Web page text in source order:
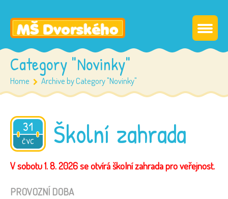
Category "Novinky"
Home Archive by Category "Novinky"
31
ČVC
2026 Školní zahrada
V sobotu 1. 8. 2026 se otvírá školní zahrada pro veřejnost.
PROVOZNÍ DOBA